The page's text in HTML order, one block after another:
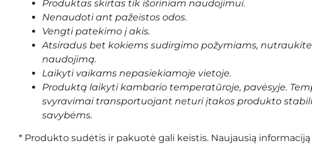
Produktas skirtas tik išoriniam naudojimui.
Nenaudoti ant pažeistos odos.
Vengti patekimo į akis.
Atsiradus bet kokiems sudirgimo požymiams,
naudojimą.
Laikyti vaikams nepasiekiamoje vietoje.
Produktą laikyti kambario temperatūroje, pavėsyje.
svyravimai transportuojant neturi įtakos produkto
savybėms.
* Produkto sudėtis ir pakuotė gali keistis. Naujausią informaciją